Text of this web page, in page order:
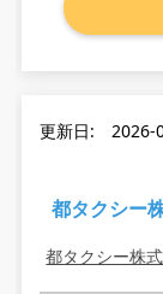
更新日: 2026-
都タクシー
都タクシー株